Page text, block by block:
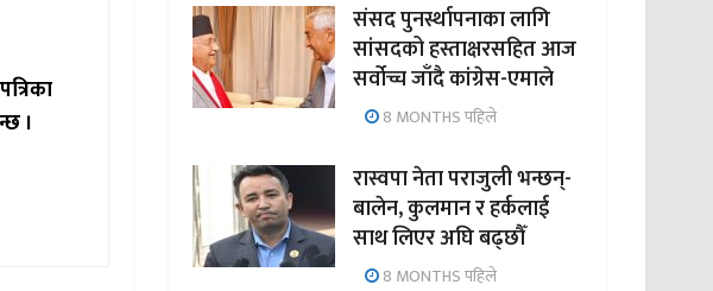
।
संसद पुनर्स्थापनाका लागि
सांसदको हस्ताक्षरसहित आज
सर्वोच्च जाँदै कांग्रेस-एमाले
8 MONTHS पहिले
रास्वपा नेता पराजुली भन्छन्-
बालेन, कुलमान र हर्कलाई
साथ लिएर अघि बढ्छौँ
8 MONTHS पहिले